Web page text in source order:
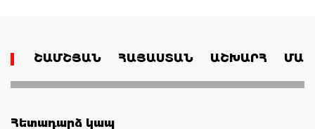
ՇԱՄՇՅԱՆ ՀԱՅԱՍՏԱՆ ԱՇԽԱՐՀ
Հետադարձ կապ